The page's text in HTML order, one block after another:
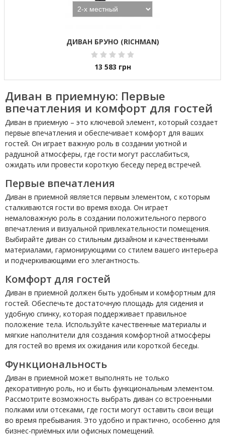
ДИВАН БРУНО (RICHMAN)
13 583 грн
Диван в приемную: Первые
впечатления и комфорт для гостей
Диван в приемную – это ключевой элемент, который создает
первые впечатления и обеспечивает комфорт для ваших
гостей. Он играет важную роль в создании уютной и
радушной атмосферы, где гости могут расслабиться,
ожидать или провести короткую беседу перед встречей.
Первые впечатления
Диван в приемной является первым элементом, с которым
сталкиваются гости во время входа. Он играет
немаловажную роль в создании положительного первого
впечатления и визуальной привлекательности помещения.
Выбирайте диван со стильным дизайном и качественными
материалами, гармонирующими со стилем вашего интерьера
и подчеркивающими его элегантность.
Комфорт для гостей
Диван в приемной должен быть удобным и комфортным для
гостей. Обеспечьте достаточную площадь для сидения и
удобную спинку, которая поддерживает правильное
положение тела. Используйте качественные материалы и
мягкие наполнители для создания комфортной атмосферы
для гостей во время их ожидания или короткой беседы.
Функциональность
Диван в приемной может выполнять не только
декоративную роль, но и быть функциональным элементом.
Рассмотрите возможность выбрать диван со встроенными
полками или отсеками, где гости могут оставить свои вещи
во время пребывания. Это удобно и практично, особенно для
бизнес-приёмных или офисных помещений.